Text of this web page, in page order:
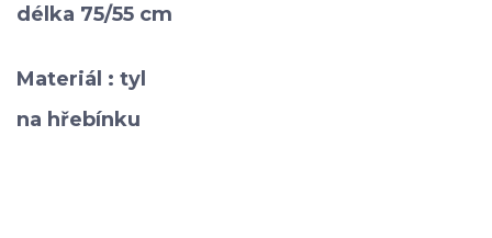
délka 75/55 cm
Materiál : tyl
na hřebínku